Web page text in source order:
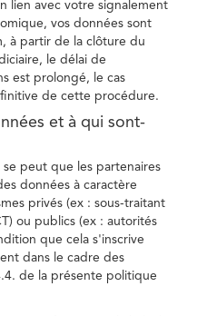
lien avec votre signalement
vos données sont
à partir de la clôture du
le délai de
est prolongé, le cas
de cette procédure.
et à qui sont-
se peut que les partenaires
données à caractère
privés (ex : sous-traitant
ou publics (ex : autorités
que cela s'inscrive
dans le cadre des
de la présente politique